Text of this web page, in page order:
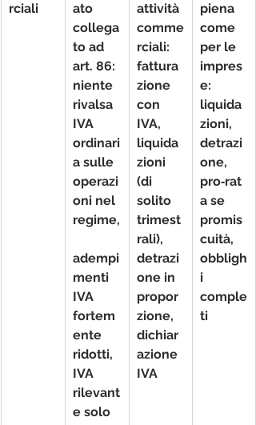
rciali
ato
collega
to ad
art. 86:
niente
rivalsa
IVA
ordinari
a sulle
operazi
oni nel
regime,
adempi
menti
IVA
fortem
ente
ridotti,
IVA
rilevant
e solo
attività
comme
rciali:
fattura
zione
con
IVA,
liquida
zioni
(di
solito
trimest
rali),
detrazi
one in
propor
zione,
dichiar
azione
IVA
piena
come
per le
impres
e:
liquida
zioni,
detrazi
one,
pro‑rat
a se
promis
cuità,
obbligh
i
comple
ti